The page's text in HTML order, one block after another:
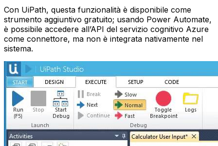
Con UiPath, questa funzionalità è disponibile come
strumento aggiuntivo gratuito; usando Power Automate,
è possibile accedere all’API del servizio cognitivo Azure
come connettore, ma non è integrata nativamente nel
sistema.